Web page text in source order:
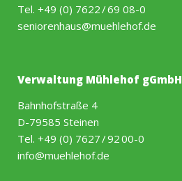
Tel. +49 (0) 7622 / 69 08-0
seniorenhaus@muehlehof.de
Verwaltung Mühlehof gGmbH
Bahnhofstraße 4
D-79585 Steinen
Tel. +49 (0) 7627 / 92 00-0
info@muehlehof.de